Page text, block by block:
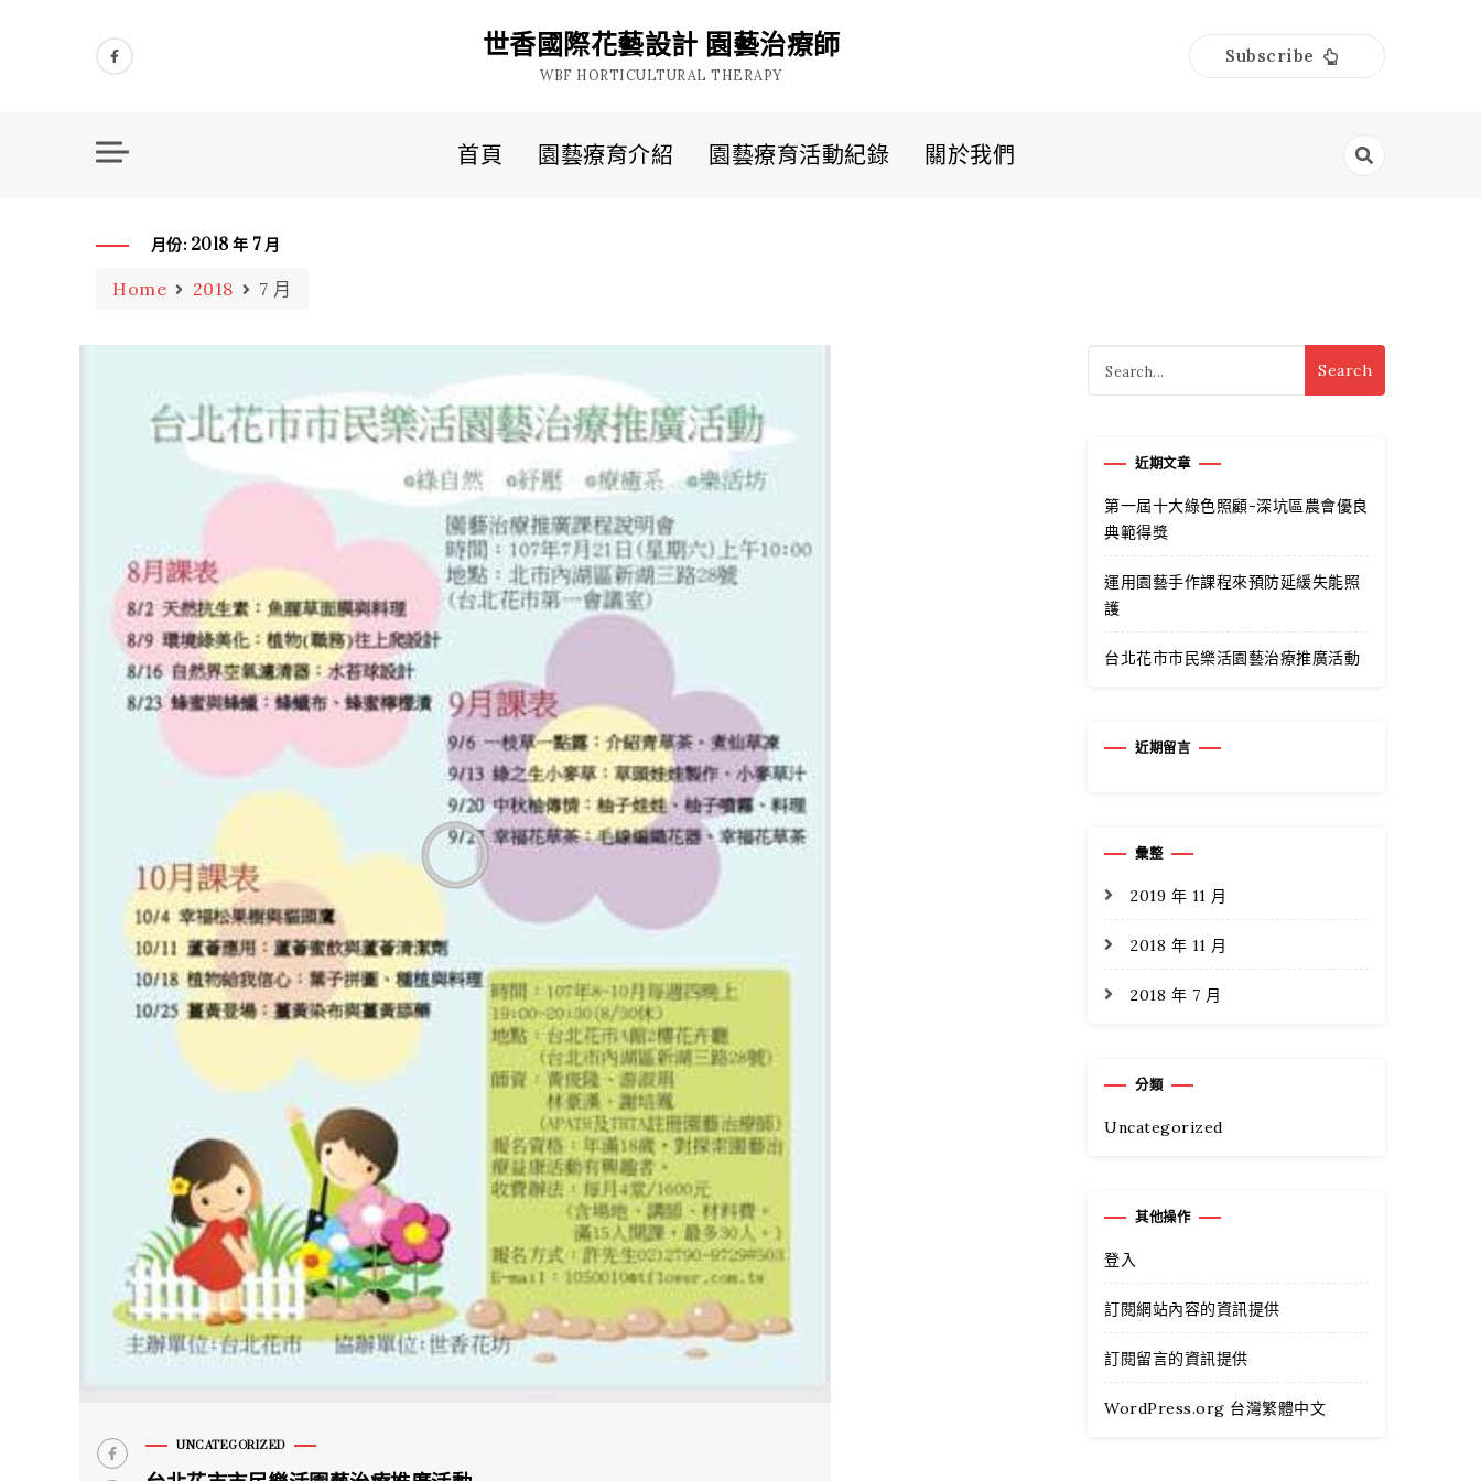
世香國際花藝設計 園藝治療師
WBF HORTICULTURAL THERAPY
Subscribe
首頁 園藝療育介紹 園藝療育活動紀錄 關於我們
月份: 2018 年 7 月
Home 2018 7 月
UNCATEGORIZED
for:
近期文章
第一屆十大綠色照顧-深坑區農會優良
典範得獎
運用園藝手作課程來預防延緩失能照
護
台北花市市民樂活園藝治療推廣活動
近期留言
彙整
2019 年 11 月
2018 年 11 月
2018 年 7 月
分類
Uncategorized
其他操作
登入
訂閱網站內容的資訊提供
訂閱留言的資訊提供
WordPress.org 台灣繁體中文